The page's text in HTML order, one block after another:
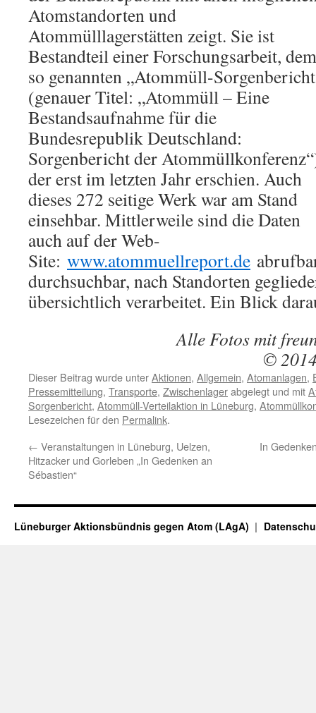
Atomstandorten und
Atommülllagerstätten zeigt. Sie ist
Bestandteil einer Forschungsarbeit, dem
so genannten „Atommüll-
(genauer Titel: „Atommüll – Eine
Bestandsaufnahme für die
Bundesrepublik Deutschland:
Sorgenbericht der
der erst im letzten Jahr erschien. Auch
dieses 272 seitige Werk war am Stand
einsehbar. Mittlerweile sind die Daten
auch auf der Web-
Site: www.atommuellreport.de
durchsuchbar, nach Standorten
übersichtlich verarbeitet. Ein Blick
Alle Fotos mit
©
Dieser Beitrag wurde unterAktionen, Allgemein, Atomanlagen,
Pressemitteilung, Transporte, Zwischenlagerabgelegt und mit
Sorgenbericht, Atommüll-Verteilaktion in Lüneburg,
Lesezeichen für den Permalink.
← Veranstaltungen in Lüneburg, Uelzen,
Hitzacker und Gorleben „In Gedenken an
Sébastien“
In
Lüneburger Aktionsbündnis gegen Atom (LAgA)